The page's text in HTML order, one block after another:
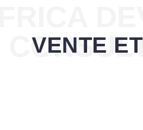
VENTE